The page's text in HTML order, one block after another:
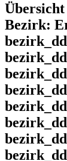
Bezirk: